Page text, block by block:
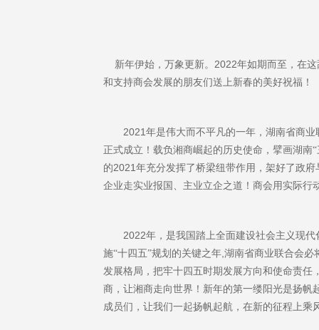
新年伊始，万象更新。 2022年如期而至，在
和支持商会发展的朋友们送上新春的美好祝福！
2021 年是伟大而不平凡的一年，湖南省商
正式成立！载负湘商崛起的历史使命，擘画湖南
的2021 年充分发挥了桥梁纽带作用，架好了政
企业走实业报国、主业立企之道！商会用实际
2022年，是我国踏上全面建设社会主义现
施“十四五”规划的关键之年 湖南省商业联合会必
发展格局，把牢十四五时期发展方向和使命责
商，让湘商走向世界！新年的第一缕阳光是扬
成员们，让我们一起扬帆起航，在新的征程上乘